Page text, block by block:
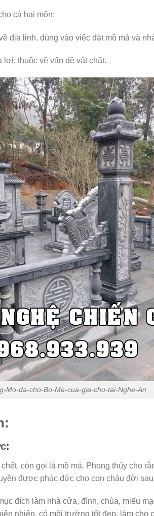
cả hai môn:
địa linh, dùng vào việc đặt mồ mả và
thuộc về vấn đề vật chất.
Mo-da-cho-Bo-Me-cua-gia-chu-tai-Nghe-An
còn gọi là mồ mả. Phong thủy cho
được phúc đức cho con cháu đời
đích làm nhà cửa, đình, chùa, miếu
nhiên, có môi trường tốt đẹp, làm cho